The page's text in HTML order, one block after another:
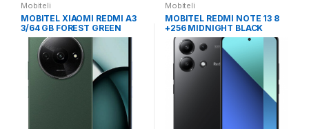
Mobiteli
MOBITEL XIAOMI REDMI A3
3/64 GB FOREST GREEN
Mobiteli
MOBITEL REDMI NOTE 13 8
+256 MIDNIGHT BLACK